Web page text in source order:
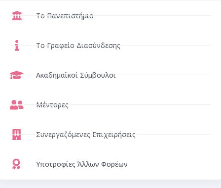
Το Πανεπιστήμιο
Το Γραφείο Διασύνδεσης
Ακαδημαϊκοί Σύμβουλοι
Μέντορες
Συνεργαζόμενες Επιχειρήσεις
Υποτροφίες Άλλων Φορέων